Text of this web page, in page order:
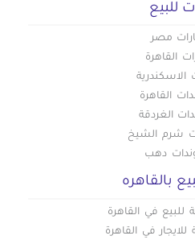
للبيع
مصر
القاهرة
الاسكندرية
القاهرة
الغردقة
شرم الشيخ
دهب
بالقاهره
في القاهرة
في القاهرة